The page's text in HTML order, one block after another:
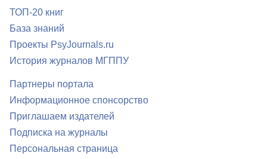
ТОП-20 книг
База знаний
Проекты PsyJournals.ru
История журналов МГППУ
Партнеры портала
Информационное спонсорство
Приглашаем издателей
Подписка на журналы
Персональная страница